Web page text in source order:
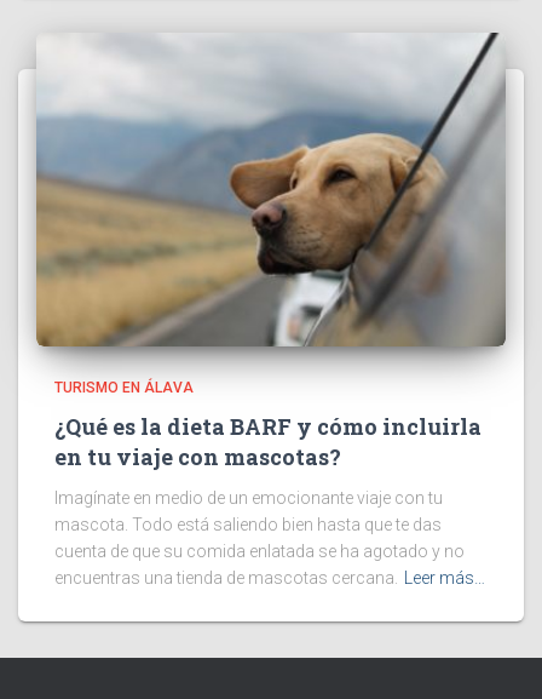
TURISMO EN ÁLAVA
¿Qué es la dieta BARF y cómo incluirla
en tu viaje con mascotas?
Imagínate en medio de un emocionante viaje con tu
mascota. Todo está saliendo bien hasta que te das
cuenta de que su comida enlatada se ha agotado y no
encuentras una tienda de mascotas cercana.
Leer más…